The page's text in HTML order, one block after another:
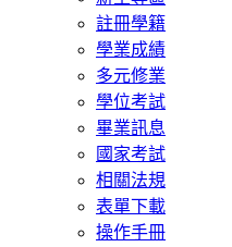
註冊學籍
學業成績
多元修業
學位考試
畢業訊息
國家考試
相關法規
表單下載
操作手冊